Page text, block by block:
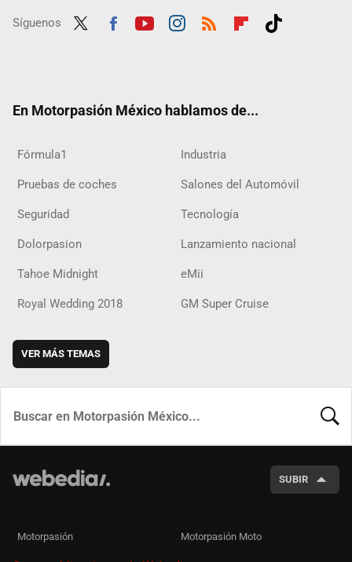
Síguenos
En Motorpasión México hablamos de...
Fórmula1 Industria
Pruebas de coches Salones del Automóvil
Seguridad Tecnología
Dolorpasion Lanzamiento nacional
Tahoe Midnight eMii
Royal Wedding 2018 GM Super Cruise
VER MÁS TEMAS
SUBIR
Motorpasión Motorpasión Moto